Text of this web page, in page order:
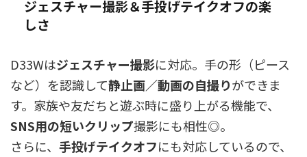
ジェスチャー撮影＆手投げテイクオフの楽
しさ
D33Wはジェスチャー撮影に対応。手の形（ピース
など）を認識して静止画／動画の自撮りができま
す。家族や友だちと遊ぶ時に盛り上がる機能で、
SNS用の短いクリップ撮影にも相性◎。
さらに、 手投げテイクオフにも対応しているので、